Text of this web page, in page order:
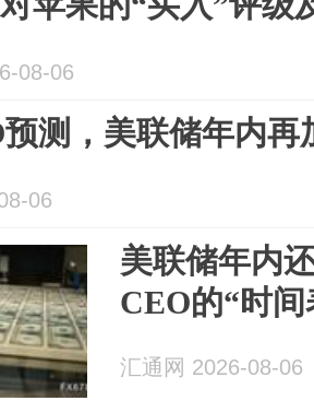
08-06
测，美联储年内再
06
美联储年内
CEO的“时
汇通网 2026-08-06